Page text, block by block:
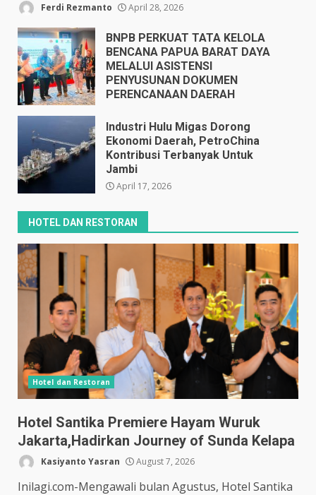
Ferdi Rezmanto April 28, 2026
BNPB PERKUAT TATA KELOLA
BENCANA PAPUA BARAT DAYA
MELALUI ASISTENSI
PENYUSUNAN DOKUMEN
PERENCANAAN DAERAH
Industri Hulu Migas Dorong
Ekonomi Daerah, PetroChina
Kontribusi Terbanyak Untuk
Jambi
April 17, 2026
HOTEL DAN RESTORAN
Hotel dan Restoran
Hotel Santika Premiere Hayam Wuruk
Jakarta,Hadirkan Journey of Sunda Kelapa
Kasiyanto Yasran August 7, 2026
Inilagi.com-Mengawali bulan Agustus, Hotel Santika